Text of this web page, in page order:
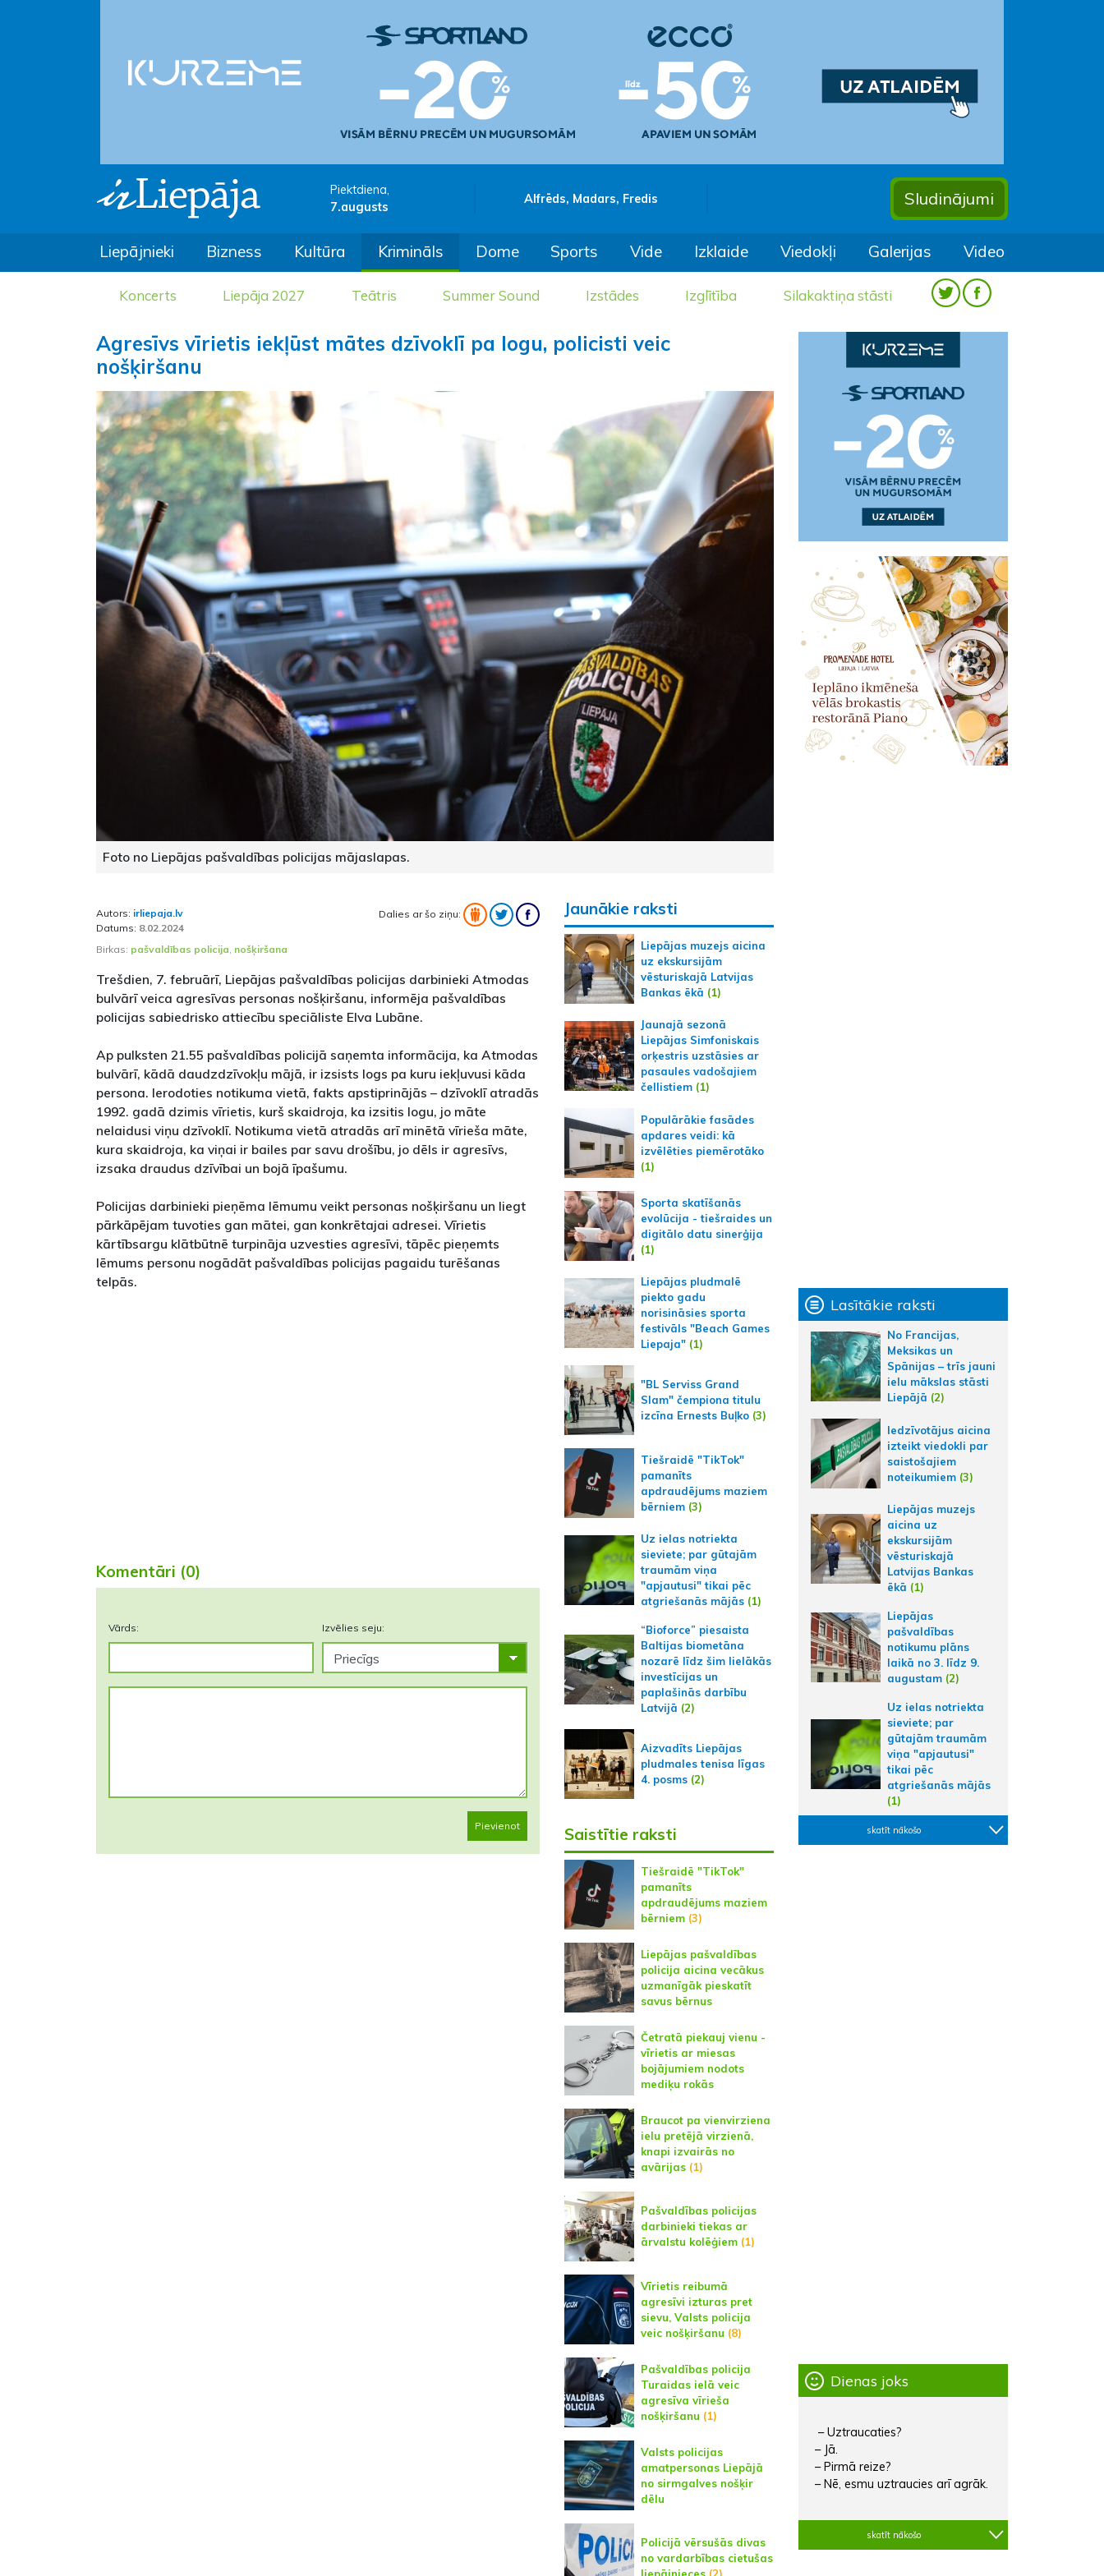
Piektdiena,
7.augusts
Alfrēds, Madars, Fredis Sludinājumi
Liepājnieki Bizness Kultūra Krimināls Dome Sports Vide Izklaide Viedokļi Galerijas Video
Koncerts Liepāja 2027 Teātris Summer Sound Izstādes Izglītība Silakaktiņa stāsti
Agresīvs vīrietis iekļūst mātes dzīvoklī pa logu, policisti veic
nošķiršanu
Foto no Liepājas pašvaldības policijas mājaslapas.
Autors: irliepaja.lv
Datums: 8.02.2024
Dalies ar šo ziņu:
Birkas: pašvaldības policija, nošķiršana
Trešdien, 7. februārī, Liepājas pašvaldības policijas darbinieki Atmodas
bulvārī veica agresīvas personas nošķiršanu, informēja pašvaldības
policijas sabiedrisko attiecību speciāliste Elva Lubāne.
Ap pulksten 21.55 pašvaldības policijā saņemta informācija, ka Atmodas
bulvārī, kādā daudzdzīvokļu mājā, ir izsists logs pa kuru iekļuvusi kāda
persona. Ierodoties notikuma vietā, fakts apstiprinājās – dzīvoklī atradās
1992. gadā dzimis vīrietis, kurš skaidroja, ka izsitis logu, jo māte
nelaidusi viņu dzīvoklī. Notikuma vietā atradās arī minētā vīrieša māte,
kura skaidroja, ka viņai ir bailes par savu drošību, jo dēls ir agresīvs,
izsaka draudus dzīvībai un bojā īpašumu.
Policijas darbinieki pieņēma lēmumu veikt personas nošķiršanu un liegt
pārkāpējam tuvoties gan mātei, gan konkrētajai adresei. Vīrietis
kārtībsargu klātbūtnē turpināja uzvesties agresīvi, tāpēc pieņemts
lēmums personu nogādāt pašvaldības policijas pagaidu turēšanas
telpās.
Komentāri (0)
Vārds: Izvēlies seju:
Pievienot
Jaunākie raksti
Liepājas muzejs aicina
uz ekskursijām
vēsturiskajā Latvijas
Bankas ēkā (1)
Jaunajā sezonā
Liepājas Simfoniskais
orķestris uzstāsies ar
pasaules vadošajiem
čellistiem(1)
Populārākie fasādes
apdares veidi: kā
izvēlēties piemērotāko
(1)
Sporta skatīšanās
evolūcija - tiešraides un
digitālo datu sinerģija
(1)
Liepājas pludmalē
piekto gadu
norisināsies sporta
festivāls "Beach Games
Liepaja"(1)
"BL Serviss Grand
Slam" čempiona titulu
izcīna Ernests Buļko(3)
Tiešraidē "TikTok"
pamanīts
apdraudējums maziem
bērniem(3)
Uz ielas notriekta
sieviete; par gūtajām
traumām viņa
"apjautusi" tikai pēc
atgriešanās mājās(1)
“Bioforce” piesaista
Baltijas biometāna
nozarē līdz šim lielākās
investīcijas un
paplašinās darbību
Latvijā (2)
Aizvadīts Liepājas
pludmales tenisa līgas
4. posms(2)
Saistītie raksti
Tiešraidē "TikTok"
pamanīts
apdraudējums maziem
bērniem(3)
Liepājas pašvaldības
policija aicina vecākus
uzmanīgāk pieskatīt
savus bērnus
Četratā piekauj vienu -
vīrietis ar miesas
bojājumiem nodots
mediķu rokās
Braucot pa vienvirziena
ielu pretējā virzienā,
knapi izvairās no
avārijas(1)
Pašvaldības policijas
darbinieki tiekas ar
ārvalstu kolēģiem(1)
Vīrietis reibumā
agresīvi izturas pret
sievu, Valsts policija
veic nošķiršanu (8)
Pašvaldības policija
Turaidas ielā veic
agresīva vīrieša
nošķiršanu (1)
Valsts policijas
amatpersonas Liepājā
no sirmgalves nošķir
dēlu
Policijā vērsušās divas
no vardarbības cietušas
Lasītākie raksti
No Francijas,
Meksikas un
Spānijas – trīs jauni
ielu mākslas stāsti
Liepājā (2)
Iedzīvotājus aicina
izteikt viedokli par
saistošajiem
noteikumiem (3)
Liepājas muzejs
aicina uz
ekskursijām
vēsturiskajā
Latvijas Bankas
ēkā (1)
Liepājas
pašvaldības
notikumu plāns
laikā no 3. līdz 9.
augustam (2)
Uz ielas notriekta
sieviete; par
gūtajām traumām
viņa "apjautusi"
tikai pēc
atgriešanās mājās
(1)
skatīt nākošo
Dienas joks
– Uztraucaties?
– Jā.
– Pirmā reize?
– Nē, esmu uztraucies arī agrāk.
skatīt nākošo